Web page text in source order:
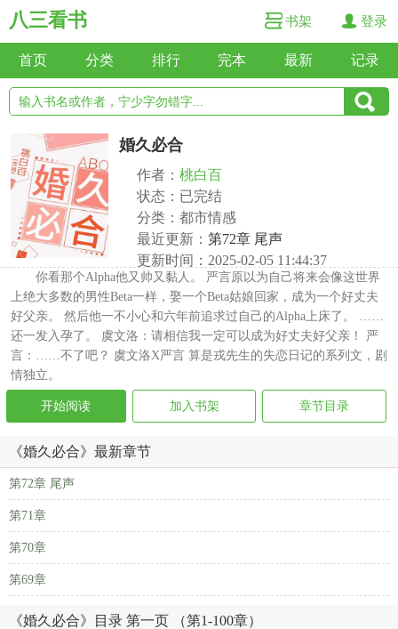
八三看书 书架 登录
首页 分类 排行 完本 最新 记录
婚久必合
作者： 桃白百
状态：已完结
分类：都市情感
最近更新： 第72章 尾声
更新时间：2025-02-05 11:44:37
你看那个Alpha他又帅又黏人。 严言原以为自己将来会像这世界
上绝大多数的男性Beta一样，娶一个Beta姑娘回家，成为一个好丈夫
好父亲。 然后他一不小心和六年前追求过自己的Alpha上床了。 ……
还一发入孕了。 虞文洛：请相信我一定可以成为好丈夫好父亲！ 严
言：……不了吧？ 虞文洛X严言 算是戎先生的失恋日记的系列文，剧
情独立。
开始阅读 加入书架 章节目录
《婚久必合》最新章节
第72章 尾声
第71章
第70章
第69章
《婚久必合》目录 第一页 （第1-100章）